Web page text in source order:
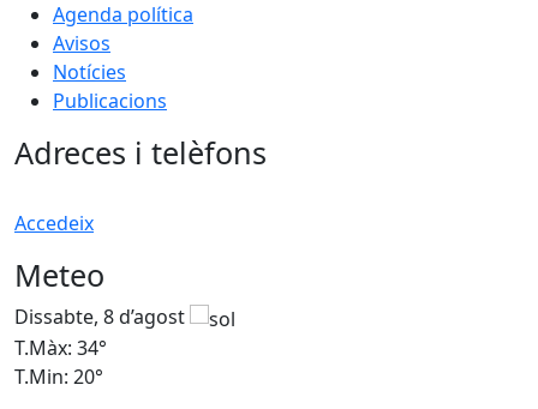
Agenda política
Avisos
Notícies
Publicacions
Adreces i telèfons
Accedeix
Meteo
Dissabte, 8 d’agost
T.Màx: 34°
T.Min: 20°